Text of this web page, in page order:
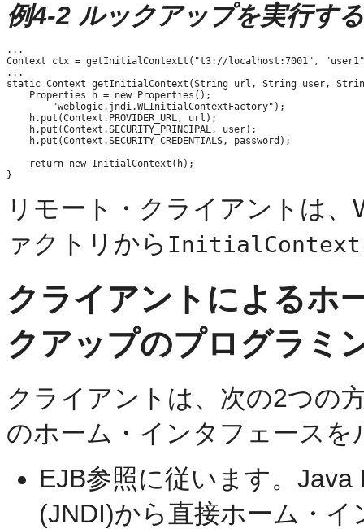
例4-2 ルックアップを実行す
...
Context ctx = getInitialContexLt("t3://localhost:7001",
...
static Context getInitialContext(String url, String user,
    Properties h = new Properties();
        "weblogic.jndi.WLInitialContextFactory");
    h.put(Context.PROVIDER_URL, url);
    h.put(Context.SECURITY_PRINCIPAL, user);
    h.put(Context.SECURITY_CREDENTIALS, password);
    return new InitialContext(h);
リモート・クライアントは
ァクトリから InitialContext
クライアントによるホ
クアップのプログラミ
クライアントは、次の2つの
のホーム・インタフェース
EJB参照に従います。
(JNDI)から直接ホーム・